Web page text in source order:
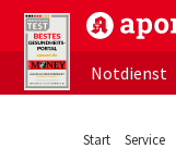
aponet.de
Notdienst
Start Service